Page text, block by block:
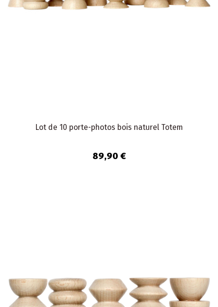
Lot de 10 porte-photos bois naturel Totem
89,90 €